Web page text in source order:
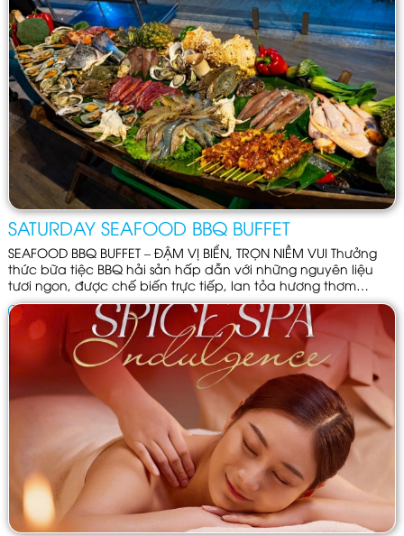
SATURDAY SEAFOOD BBQ BUFFET
SEAFOOD BBQ BUFFET – ĐẬM VỊ BIỂN, TRỌN NIỀM VUI Thưởng
thức bữa tiệc BBQ hải sản hấp dẫn với những nguyên liệu
tươi ngon, được chế biến trực tiếp, lan tỏa hương thơm
quyến rũ trong không gian ấm cúng.
CHI TIẾT